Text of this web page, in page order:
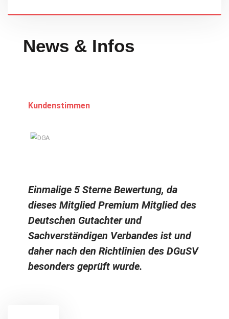
News & Infos
Kundenstimmen
Einmalige 5 Sterne Bewertung, da
dieses Mitglied Premium Mitglied des
Deutschen Gutachter und
Sachverständigen Verbandes ist und
daher nach den Richtlinien des DGuSV
besonders geprüft wurde.